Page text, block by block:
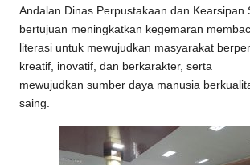
Andalan Dinas Perpustakaan dan Kearsipan
bertujuan meningkatkan kegemaran
literasi untuk mewujudkan masyarakat
kreatif, inovatif, dan berkarakter, serta
mewujudkan sumber daya manusia
saing.